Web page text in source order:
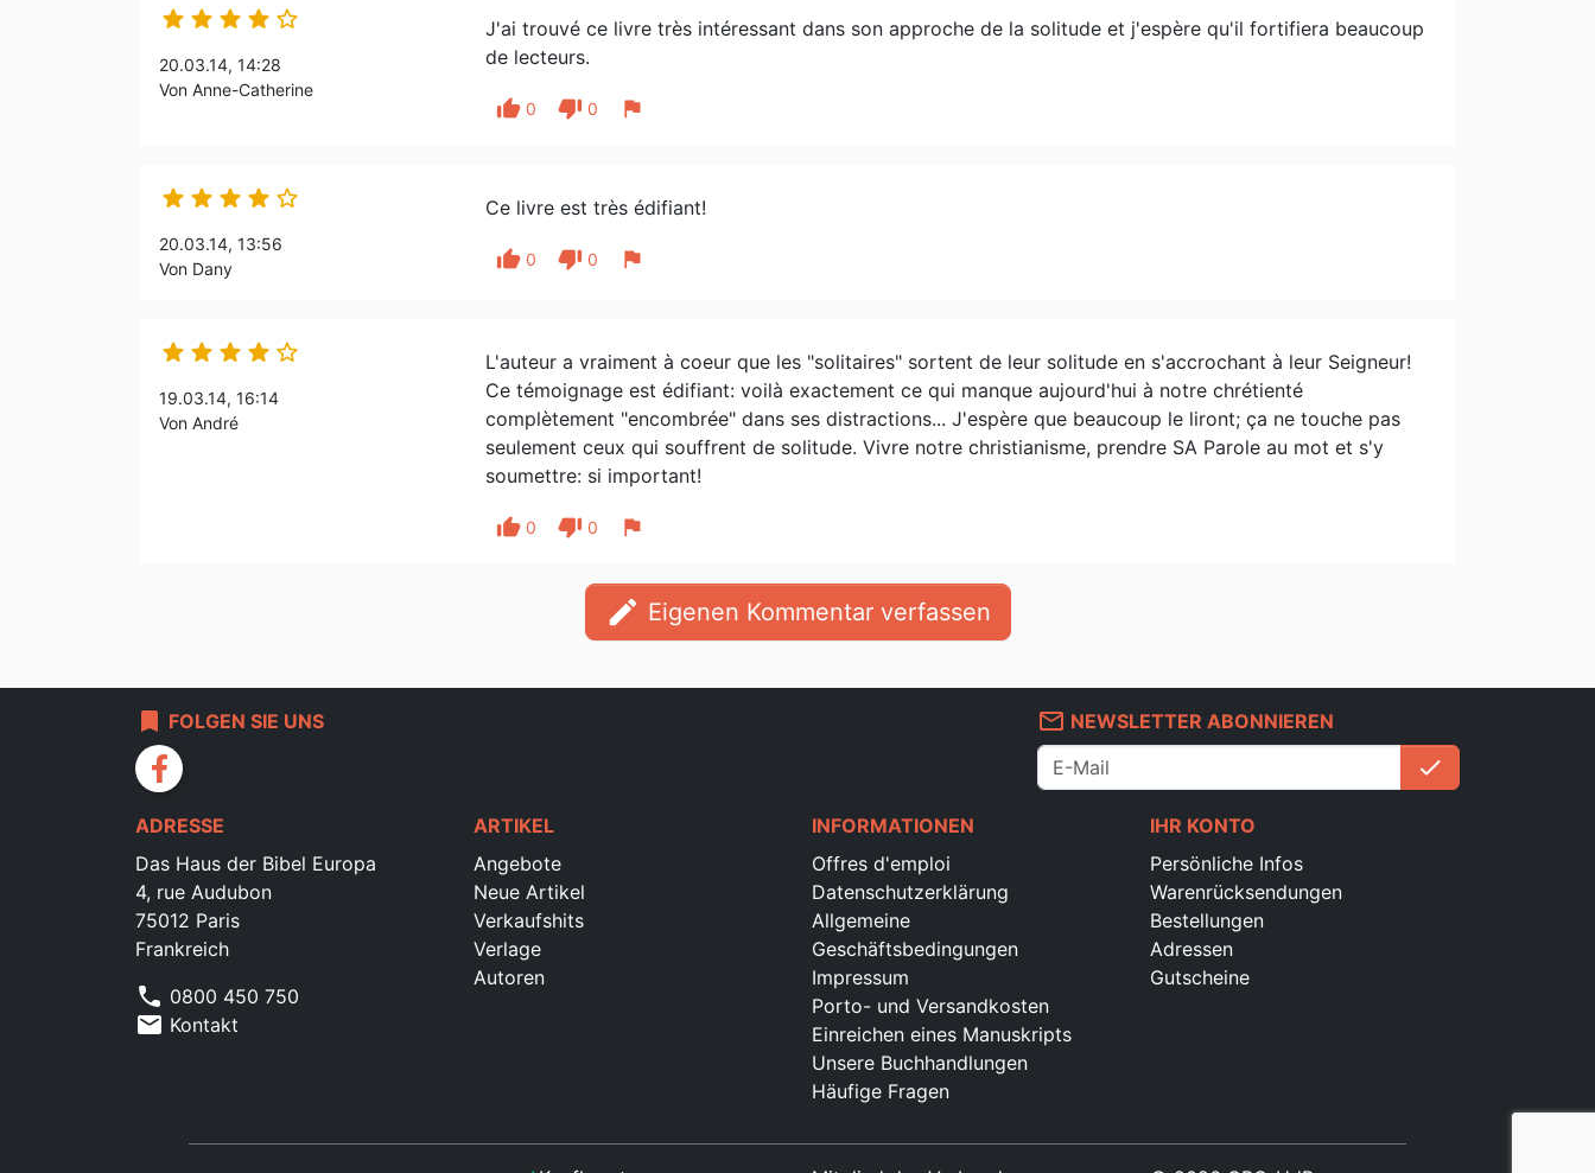
    
20.03.14, 14:28
Von Anne-Catherine
J'ai trouvé ce livre très intéressant dans son approche de la solitude et j'espère qu'il fortifiera beaucoup
de lecteurs.
thumb_up 0 thumb_down 0 flag
    
20.03.14, 13:56
Von Dany
Ce livre est très édifiant!
thumb_up 0 thumb_down 0 flag
    
19.03.14, 16:14
Von André
L'auteur a vraiment à coeur que les "solitaires" sortent de leur solitude en s'accrochant à leur Seigneur!
Ce témoignage est édifiant: voilà exactement ce qui manque aujourd'hui à notre chrétienté
complètement "encombrée" dans ses distractions... J'espère que beaucoup le liront; ça ne touche pas
seulement ceux qui souffrent de solitude. Vivre notre christianisme, prendre SA Parole au mot et s'y
soumettre: si important!
thumb_up 0 thumb_down 0 flag
edit Eigenen Kommentar verfassen
bookmark FOLGEN SIE UNS
facebook
mail_outline NEWSLETTER ABONNIEREN
check
ADRESSE
Das Haus der Bibel Europa
4, rue Audubon
75012 Paris
Frankreich
phone 0800 450 750
mail Kontakt
ARTIKEL
Angebote
Neue Artikel
Verkaufshits
Verlage
Autoren
INFORMATIONEN
Offres d'emploi
Datenschutzerklärung
Allgemeine
Geschäftsbedingungen
Impressum
Porto- und Versandkosten
Einreichen eines Manuskripts
Unsere Buchhandlungen
Häufige Fragen
IHR KONTO
Persönliche Infos
Warenrücksendungen
Bestellungen
Adressen
Gutscheine